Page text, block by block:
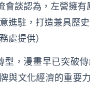
談認為，左營擁
進駐，打造兼具歷
處提供）
，漫畫早已突破
與文化經濟的重要